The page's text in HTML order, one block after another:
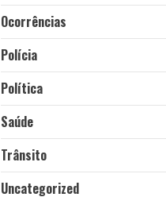
Ocorrências
Polícia
Política
Saúde
Trânsito
Uncategorized